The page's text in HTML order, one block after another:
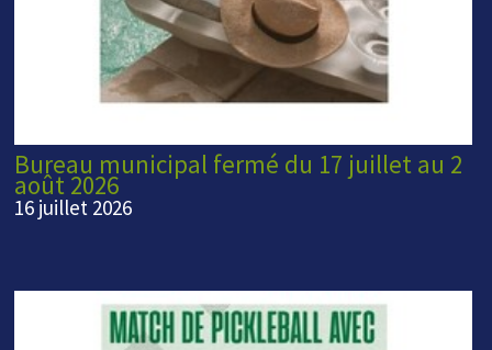
Bureau municipal fermé du 17 juillet au 2
août 2026
16 juillet 2026